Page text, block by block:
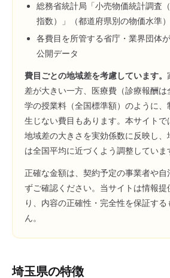
総務省統計局「小売物価統計調査
指数）」（都道府県別の物価水準）
各費目を所管する省庁・業界団体
公開データ
費目ごとの地域差を考慮しています。
差が大きい一方、医療費（診療報酬
学の授業料（全国標準額）のように
生じない費目もあります。本サイト
地域差の大きさを実効係数に反映し、
は全国平均に近づくよう調整していま
正確な金額は、契約予定の事業者や
ずご確認ください。当サイトは情報提
り、内容の正確性・完全性を保証す
ん。
埼玉県の特徴